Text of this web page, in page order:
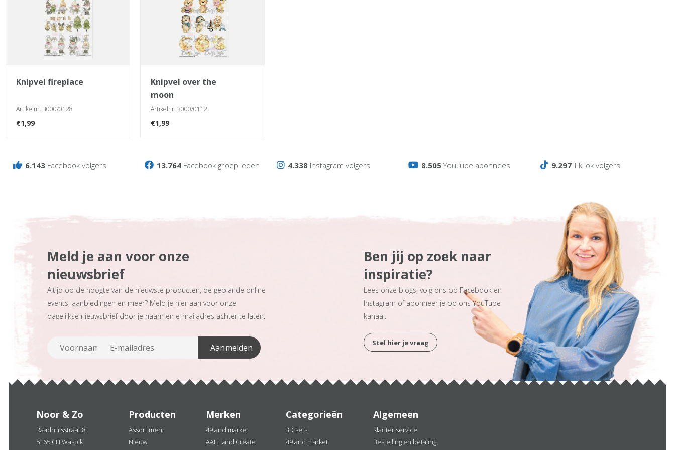
knipvel fireplace
Artikelnr. 3000/0128
€1,99
knipvel over the
moon
Artikelnr. 3000/0112
€1,99
6.143 Facebook volgers 13.764 Facebook groep leden 4.338Instagram volgers 8.505YouTube abonnees 9.297TikTok volgers
Meld je aan voor onze
nieuwsbrief
Altijd op de hoogte van de nieuwste producten, de geplande online
events, aanbiedingen en meer? Meld je hier aan voor onze
dagelijkse nieuwsbrief door je naam en e-mailadres achter te laten.
Ben jij op zoek naar
inspiratie?
Lees onze blogs, volg ons op Facebook en
Instagram of abonneer je op ons YouTube
kanaal.
Stel hier je vraag
Noor & Zo
Raadhuisstraat 8
5165 CH Waspik
Producten
Assortiment
Nieuw
Merken
49 and market
AALL and Create
Categorieën
3D sets
49 and market
Algemeen
Klantenservice
Bestelling en betaling